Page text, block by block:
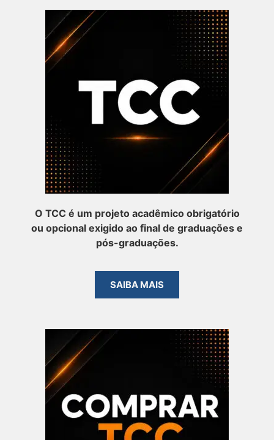
O TCC é um projeto acadêmico obrigatório
ou opcional exigido ao final de graduações e
pós-graduações.
SAIBA MAIS